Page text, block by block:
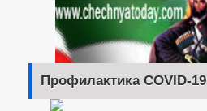
Профилактика COVID-19